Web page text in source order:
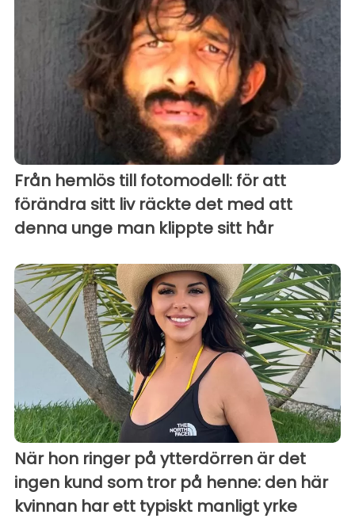
Från hemlös till fotomodell: för att
förändra sitt liv räckte det med att
denna unge man klippte sitt hår
När hon ringer på ytterdörren är det
ingen kund som tror på henne: den här
kvinnan har ett typiskt manligt yrke